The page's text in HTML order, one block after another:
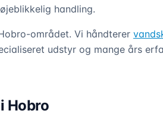
handling.
området. Vi håndterer
udstyr og mange års
Hobro